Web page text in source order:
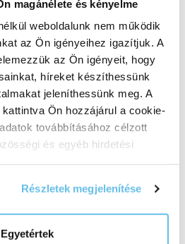
magánélete és kényelme
weboldalunk nem működik
az Ön igényeihez igazítjuk. A
az Ön igényeit, hogy
híreket készíthessünk
jeleníthessünk meg. A
Ön hozzájárul a cookie-
továbbításához célzott
és egyéb hirdetési
Részletek megjelenítése
Egyetértek
értelmét és felelősségét
az úton, mert könnyű. Azért
van számunkra.
elvét"